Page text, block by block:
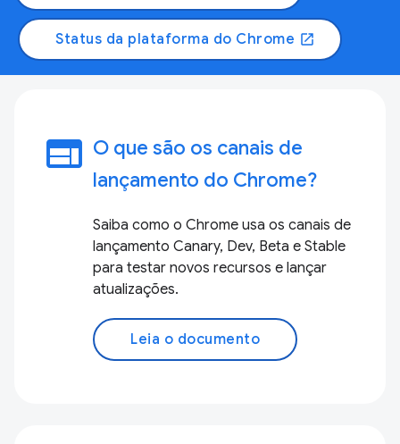
Status da plataforma do Chrome open_in_new
web O que são os canais de
lançamento do Chrome?
Saiba como o Chrome usa os canais de
lançamento Canary, Dev, Beta e Stable
para testar novos recursos e lançar
atualizações.
Leia o documento